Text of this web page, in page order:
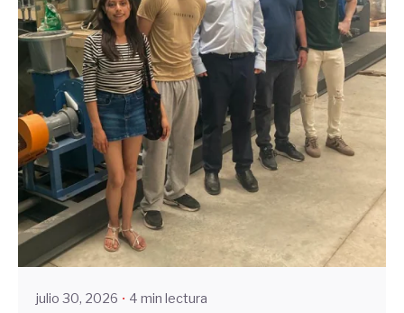
Enviado por
UHE
julio 30, 2026 4 min lectura